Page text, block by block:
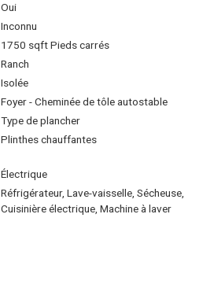
Oui
Inconnu
1750 sqft Pieds carrés
Ranch
Isolée
Foyer - Cheminée de tôle autostable
Type de plancher
Plinthes chauffantes
Électrique
Réfrigérateur, Lave-vaisselle, Sécheuse,
Cuisinière électrique, Machine à laver